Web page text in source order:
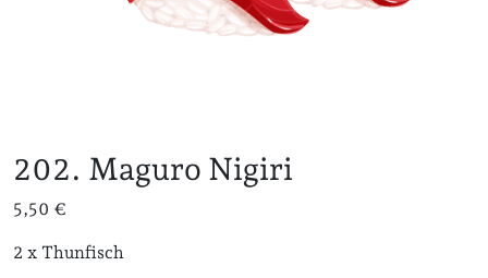
202. Maguro Nigiri
5,50 €
2 x Thunfisch